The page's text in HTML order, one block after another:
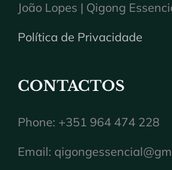
João Lopes | Qigong
Política de Privacidade
CONTACTOS
Phone: +351 964 474 228
Email: